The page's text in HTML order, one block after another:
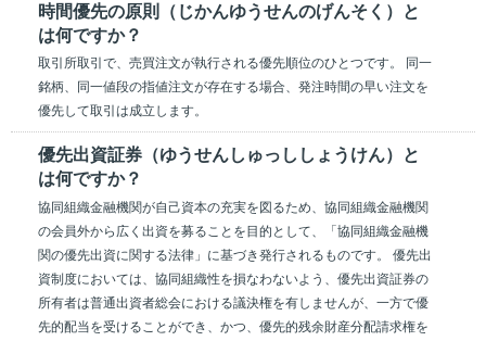
時間優先の原則（じかんゆうせんのげんそく）と
は何ですか？
取引所取引で、売買注文が執行される優先順位のひとつです。 同一
銘柄、同一値段の指値注文が存在する場合、発注時間の早い注文を
優先して取引は成立します。
優先出資証券（ゆうせんしゅっししょうけん）と
は何ですか？
協同組織金融機関が自己資本の充実を図るため、協同組織金融機関
の会員外から広く出資を募ることを目的として、「協同組織金融機
関の優先出資に関する法律」に基づき発行されるものです。 優先出
資制度においては、協同組織性を損なわないよう、優先出資証券の
所有者は普通出資者総会における議決権を有しませんが、一方で優
先的配当を受けることができ、かつ、優先的残余財産分配請求権を